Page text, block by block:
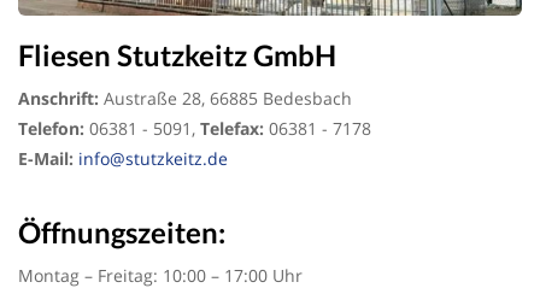
Fliesen Stutzkeitz GmbH
Anschrift: Austraße 28, 66885 Bedesbach
Telefon: 06381 - 5091, Telefax: 06381 - 7178
E-Mail: info@stutzkeitz.de
Öffnungszeiten:
Montag – Freitag: 10:00 – 17:00 Uhr